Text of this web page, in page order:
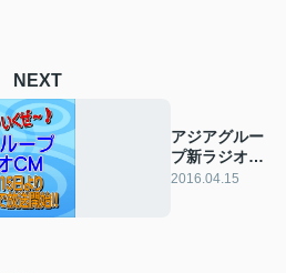
NEXT
アジアグルー
プ新ラジオ
CM放送開
2016.04.15